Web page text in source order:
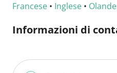
Francese • Inglese •
Informazioni di